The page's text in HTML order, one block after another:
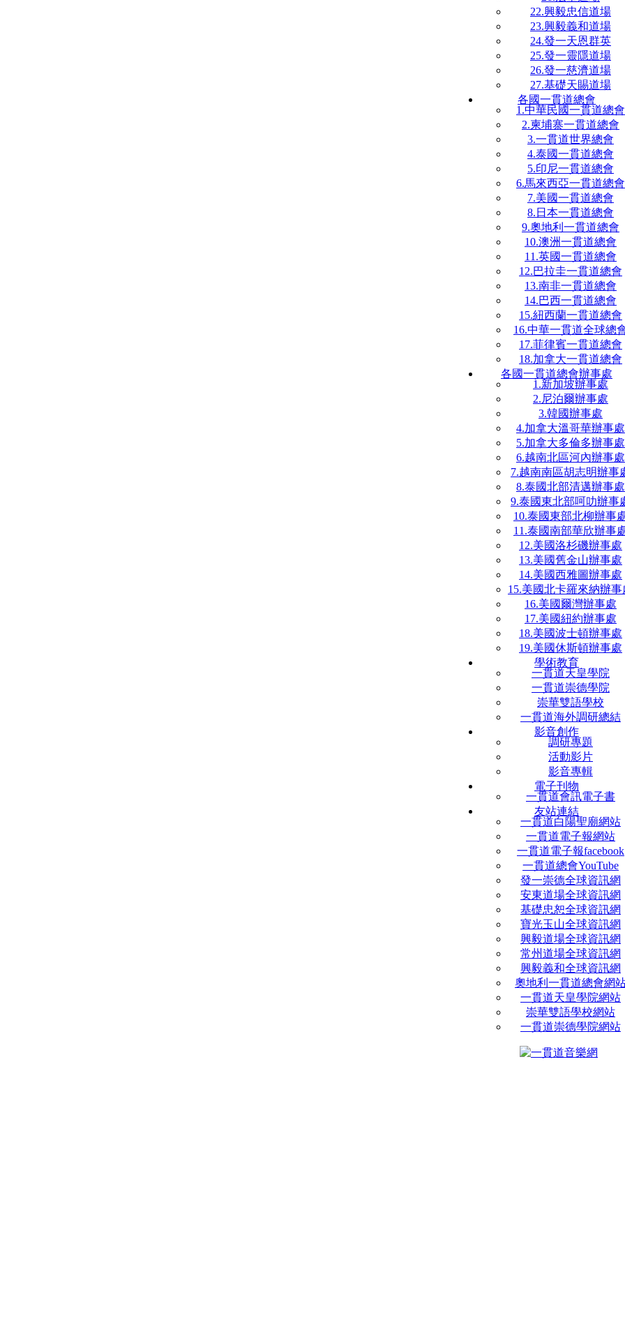
22.興毅忠信道場
23.興毅義和道場
24.發一天恩群英
25.發一靈隱道場
26.發一慈濟道場
27.基礎天賜道場
各國一貫道總會
1.中華民國一貫道總會
2.柬埔寨一貫道總會
3.一貫道世界總會
4.泰國一貫道總會
5.印尼一貫道總會
6.馬來西亞一貫道總會
7.美國一貫道總會
8.日本一貫道總會
9.奧地利一貫道總會
10.澳洲一貫道總會
11.英國一貫道總會
12.巴拉圭一貫道總會
13.南非一貫道總會
14.巴西一貫道總會
15.紐西蘭一貫道總會
16.中華一貫道全球總
17.菲律賓一貫道總會
18.加拿大一貫道總會
各國一貫道總會辦事處
1.新加坡辦事處
2.尼泊爾辦事處
3.韓國辦事處
4.加拿大溫哥華辦事處
5.加拿大多倫多辦事處
6.越南北區河內辦事處
7.越南南區胡志明辦事
8.泰國北部清邁辦事處
9.泰國東北部呵叻辦事
10.泰國東部北柳辦事
11.泰國南部華欣辦事
12.美國洛杉磯辦事處
13.美國舊金山辦事處
14.美國西雅圖辦事處
15.美國北卡羅來納辦事
16.美國爾灣辦事處
17.美國紐約辦事處
18.美國波士頓辦事處
19.美國休斯頓辦事處
學術教育
一貫道天皇學院
一貫道崇德學院
崇華雙語學校
一貫道海外調研總結
影音創作
調研專題
活動影片
影音專輯
電子刊物
一貫道會訊電子書
友站連結
一貫道白陽聖廟網站
一貫道電子報網站
一貫道電子報facebook
一貫道總會YouTube
發一崇德全球資訊網
安東道場全球資訊網
基礎忠恕全球資訊網
寶光玉山全球資訊網
興毅道場全球資訊網
常州道場全球資訊網
興毅義和全球資訊網
奧地利一貫道總會網
一貫道天皇學院網站
崇華雙語學校網站
一貫道崇德學院網站